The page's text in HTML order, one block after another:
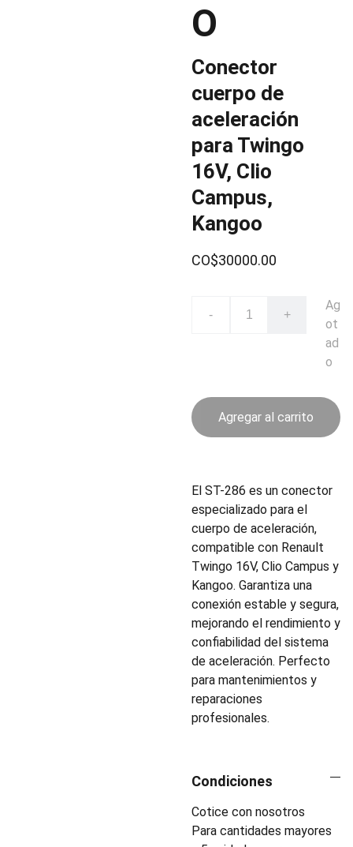
O
Conector
cuerpo de
aceleración
para Twingo
16V, Clio
Campus,
Kangoo
CO$30000.00
- +
Ag
ot
ad
o
Agregar al carrito
El ST-286 es un conector
especializado para el
cuerpo de aceleración,
compatible con Renault
Twingo 16V, Clio Campus y
Kangoo. Garantiza una
conexión estable y segura,
mejorando el rendimiento y
confiabilidad del sistema
de aceleración. Perfecto
para mantenimientos y
reparaciones
profesionales.
Condiciones
Cotice con nosotros
Para cantidades mayores